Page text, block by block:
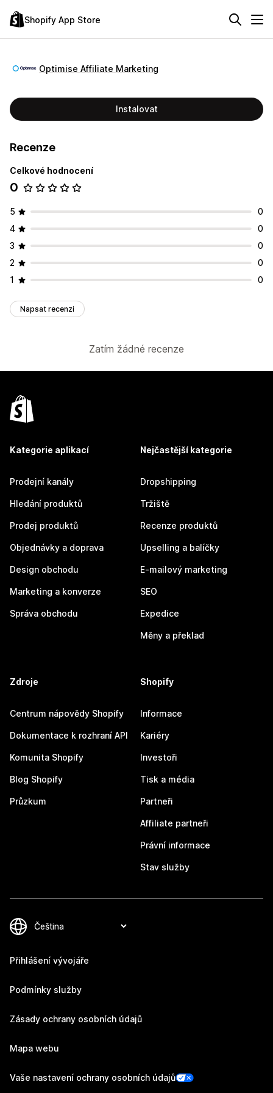
Shopify App Store
Optimise Affiliate Marketing
Instalovat
Recenze
Celkové hodnocení
0
5
0
4
0
3
0
2
0
1
0
Napsat recenzi
Zatím žádné recenze
Kategorie aplikací
Prodejní kanály
Hledání produktů
Prodej produktů
Objednávky a doprava
Design obchodu
Marketing a konverze
Správa obchodu
Nejčastější kategorie
Dropshipping
Tržiště
Recenze produktů
Upselling a balíčky
E-mailový marketing
SEO
Expedice
Měny a překlad
Zdroje
Centrum nápovědy Shopify
Dokumentace k rozhraní API
Komunita Shopify
Blog Shopify
Průzkum
Shopify
Informace
Kariéry
Investoři
Tisk a média
Partneři
Affiliate partneři
Právní informace
Stav služby
Přihlášení vývojáře
Podmínky služby
Zásady ochrany osobních údajů
Mapa webu
Vaše nastavení ochrany osobních údajů